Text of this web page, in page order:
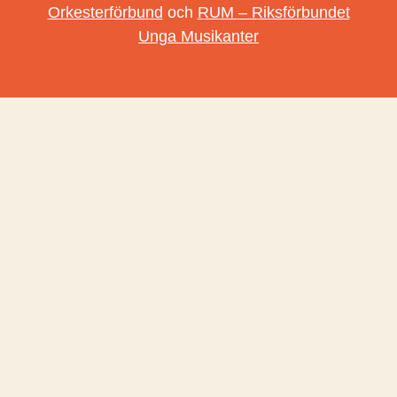
Orkesterförbund och RUM – Riksförbundet
Unga Musikanter